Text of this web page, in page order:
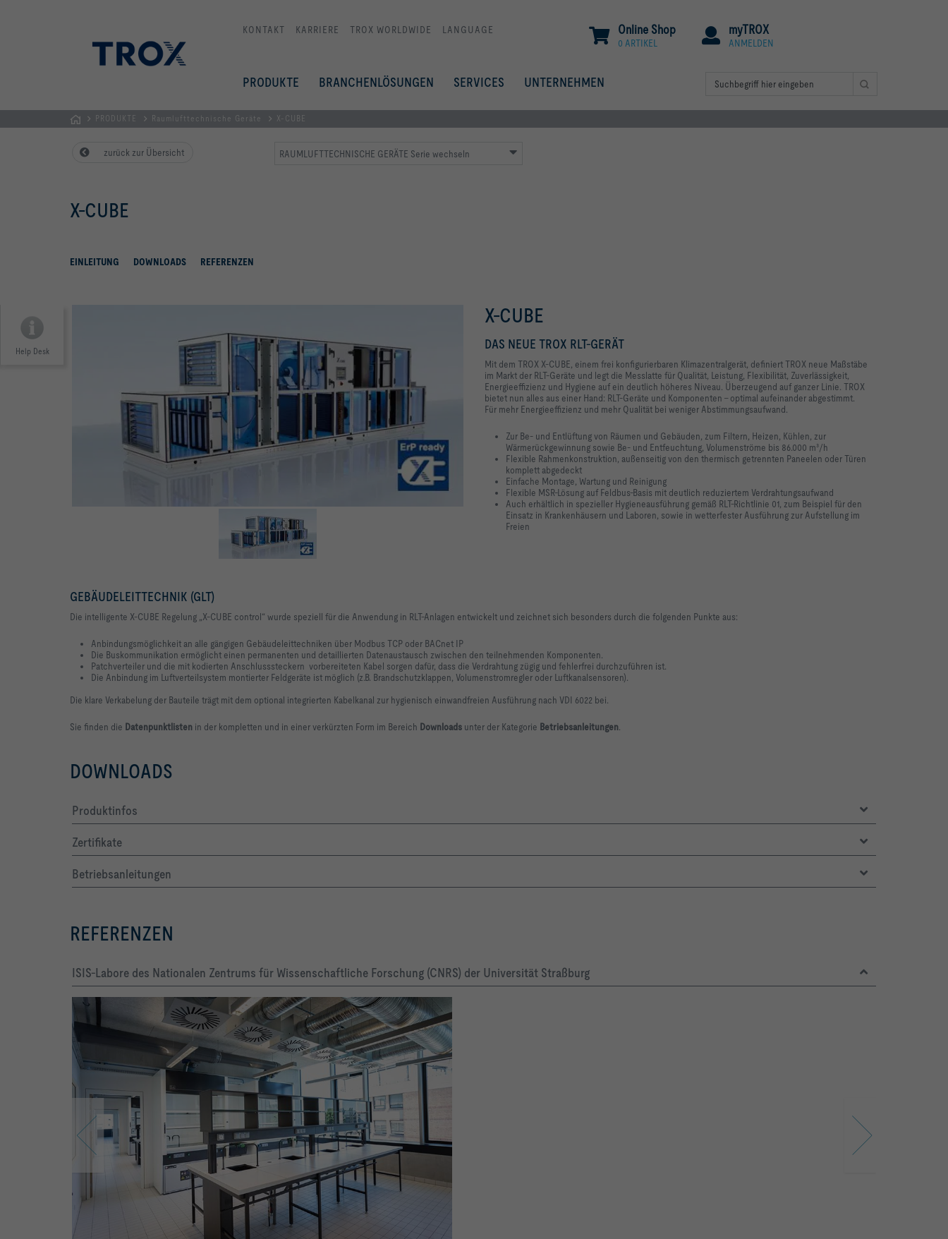
KONTAKT KARRIERE TROX WORLDWIDE LANGUAGE myTROX
ANMELDEN
Online Shop
0 ARTIKEL
PRODUKTE BRANCHENLÖSUNGEN SERVICES UNTERNEHMEN
PRODUKTE Raumlufttechnische Geräte X-CUBE
zurück zur Übersicht RAUMLUFTTECHNISCHE GERÄTE Serie wechseln
X-CUBE
EINLEITUNG DOWNLOADS REFERENZEN
Help Desk
X-CUBE
DAS NEUE TROX RLT-GERÄT
Mit dem TROX X-CUBE, einem frei konfigurierbaren Klimazentralgerät, definiert TROX neue Maßstäbe
im Markt der RLT-Geräte und legt die Messlatte für Qualität, Leistung, Flexibilität, Zuverlässigkeit,
Energieeffizienz und Hygiene auf ein deutlich höheres Niveau. Überzeugend auf ganzer Linie. TROX
bietet nun alles aus einer Hand: RLT-Geräte und Komponenten – optimal aufeinander abgestimmt.
Für mehr Energieeffizienz und mehr Qualität bei weniger Abstimmungsaufwand.
Zur Be- und Entlüftung von Räumen und Gebäuden, zum Filtern, Heizen, Kühlen, zur
Wärmerückgewinnung sowie Be- und Entfeuchtung, Volumenströme bis 86.000 m³/h
Flexible Rahmenkonstruktion, außenseitig von den thermisch getrennten Paneelen oder Türen
komplett abgedeckt
Einfache Montage, Wartung und Reinigung
Flexible MSR-Lösung auf Feldbus-Basis mit deutlich reduziertem Verdrahtungsaufwand
Auch erhältlich in spezieller Hygieneausführung gemäß RLT-Richtlinie 01, zum Beispiel für den
Einsatz in Krankenhäusern und Laboren, sowie in wetterfester Ausführung zur Aufstellung im
Freien
GEBÄUDELEITTECHNIK (GLT)
Die intelligente X-CUBE Regelung „X-CUBE control“ wurde speziell für die Anwendung in RLT-Anlagen entwickelt und zeichnet sich besonders durch die folgenden Punkte aus:
Anbindungsmöglichkeit an alle gängigen Gebäudeleittechniken über Modbus TCP oder BACnet IP
Die Buskommunikation ermöglicht einen permanenten und detaillierten Datenaustausch zwischen den teilnehmenden Komponenten.
Patchverteiler und die mit kodierten Anschlusssteckern vorbereiteten Kabel sorgen dafür, dass die Verdrahtung zügig und fehlerfrei durchzuführen ist.
Die Anbindung im Luftverteilsystem montierter Feldgeräte ist möglich (z.B. Brandschutzklappen, Volumenstromregler oder Luftkanalsensoren).
Die klare Verkabelung der Bauteile trägt mit dem optional integrierten Kabelkanal zur hygienisch einwandfreien Ausführung nach VDI 6022 bei.
Sie finden die Datenpunktlisten in der kompletten und in einer verkürzten Form im Bereich Downloads unter der Kategorie Betriebsanleitungen.
DOWNLOADS
Produktinfos
Zertifikate
Betriebsanleitungen
REFERENZEN
ISIS-Labore des Nationalen Zentrums für Wissenschaftliche Forschung (CNRS) der Universität Straßburg